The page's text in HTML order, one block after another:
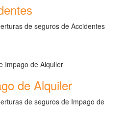
de seguros de Accidentes
de Alquiler
de seguros de Impago de